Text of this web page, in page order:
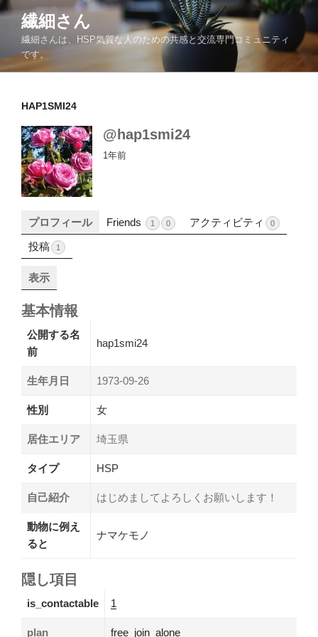
コ
ン
ツ
繊細さん
繊細さんは、HSP気質な人のための共感と交流専門コミュニティ
です。
HAP1SMI24
@hap1smi24
1年前
プロフィール Friends 1 0 アクティビティ 0
投稿 1
表示
基本情報
公開する名
前
hap1smi24
生年月日 1973-09-26
性別 女
居住エリア 埼玉県
タイプ HSP
自己紹介 はじめましてよろしくお願いします！
動物に例え
ると
ナマケモノ
隠し項目
is_contactable 1
plan free_join_alone